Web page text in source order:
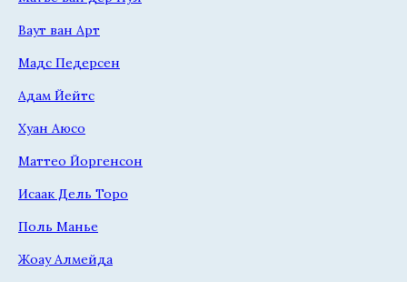
Ваут ван Арт
Мадс Педерсен
Адам Йейтс
Хуан Аюсо
Маттео Йоргенсон
Исаак Дель Торо
Поль Манье
Жоау Алмейда